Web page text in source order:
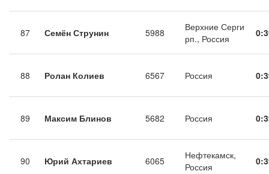
87 Семён Струнин 5988
Верхние Серги
рп., Россия
88 Ролан Колиев 6567 Россия
89 Максим Блинов 5682 Россия
90 Юрий Ахтариев 6065
Нефтекамск,
Россия